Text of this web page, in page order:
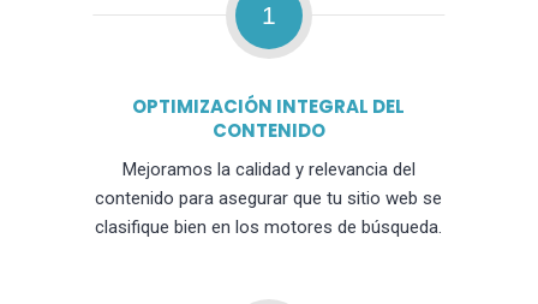
1
OPTIMIZACIÓN INTEGRAL DEL
CONTENIDO
Mejoramos la calidad y relevancia del
contenido para asegurar que tu sitio web se
clasifique bien en los motores de búsqueda.